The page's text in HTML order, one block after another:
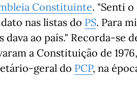
Constituinte. "Senti
nas listas do PS. Para
ao país." Recorda-se
a Constituição de
geral do PCP, na